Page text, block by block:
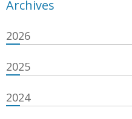
Archives
2026
2025
2024